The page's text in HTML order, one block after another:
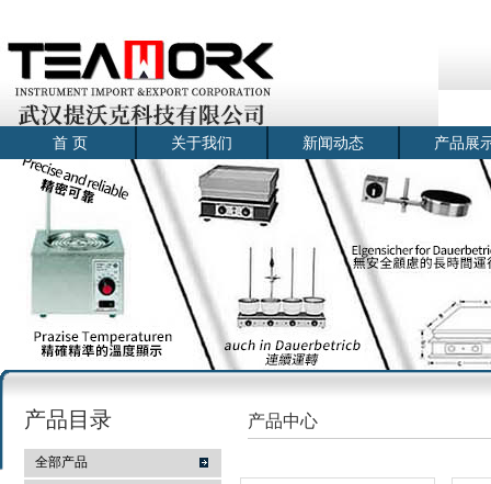
首 页 关于我们 新闻动态 产品展
产品目录
全部产品
产品中心